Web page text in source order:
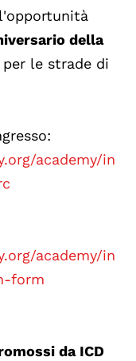
della
per le strade di
academy/in
academy/in
form
da ICD